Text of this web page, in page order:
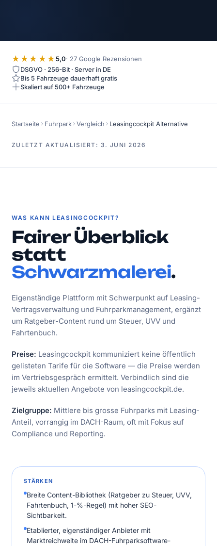
★★★★★5,0· 27 Google Rezensionen
DSGVO · 256-Bit · Server in DE
Bis 5 Fahrzeuge dauerhaft gratis
Skaliert auf 500+ Fahrzeuge
Startseite Fuhrpark Vergleich Leasingcockpit Alternative
ZULETZT AKTUALISIERT: 3. JUNI 2026
WAS KANN LEASINGCOCKPIT?
Fairer Überblick
statt
Schwarzmalerei.
Eigenständige Plattform mit Schwerpunkt auf Leasing-
Vertragsverwaltung und Fuhrparkmanagement, ergänzt
um Ratgeber-Content rund um Steuer, UVV und
Fahrtenbuch.
Preise: Leasingcockpit kommuniziert keine öffentlich
gelisteten Tarife für die Software — die Preise werden
im Vertriebsgespräch ermittelt. Verbindlich sind die
jeweils aktuellen Angebote von leasingcockpit.de.
Zielgruppe: Mittlere bis grosse Fuhrparks mit Leasing-
Anteil, vorrangig im DACH-Raum, oft mit Fokus auf
Compliance und Reporting.
STÄRKEN
Breite Content-Bibliothek (Ratgeber zu Steuer, UVV,
Fahrtenbuch, 1-%-Regel) mit hoher SEO-
Sichtbarkeit.
Etablierter, eigenständiger Anbieter mit
Marktreichweite im DACH-Fuhrparksoftware-